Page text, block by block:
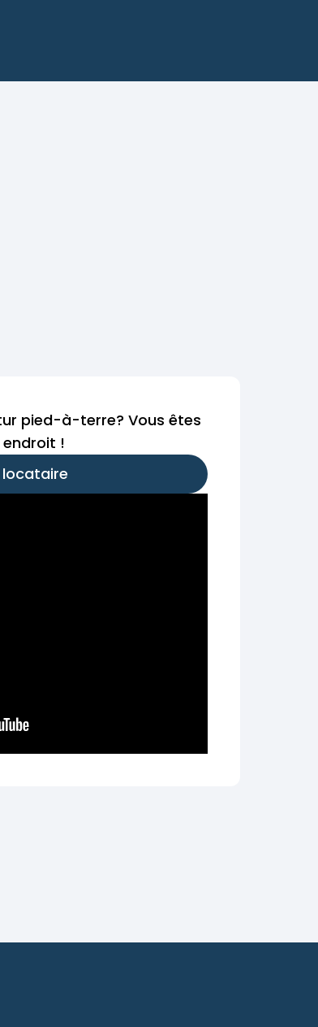
pied-à-terre? Vous êtes
!
locataire